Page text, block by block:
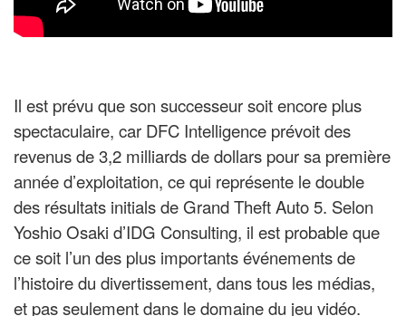
Il est prévu que son successeur soit encore plus
spectaculaire, car DFC Intelligence prévoit des
revenus de 3,2 milliards de dollars pour sa première
année d’exploitation, ce qui représente le double
des résultats initials de Grand Theft Auto 5. Selon
Yoshio Osaki d’IDG Consulting, il est probable que
ce soit l’un des plus importants événements de
l’histoire du divertissement, dans tous les médias,
et pas seulement dans le domaine du jeu vidéo.